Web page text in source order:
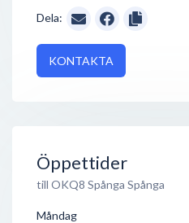
Dela:
KONTAKTA
Öppettider
till OKQ8 Spånga Spånga
Måndag